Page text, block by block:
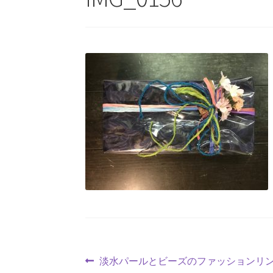
投前
淡水パールとビーズのファッションリ